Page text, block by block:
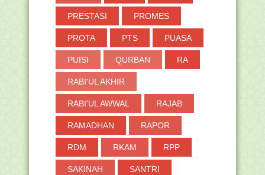
PRESTASI PROMES
PROTA PTS PUASA
PUISI QURBAN RA
RABI'UL AKHIR
RABI'UL AWWAL RAJAB
RAMADHAN RAPOR
RDM RKAM RPP
SAKINAH SANTRI